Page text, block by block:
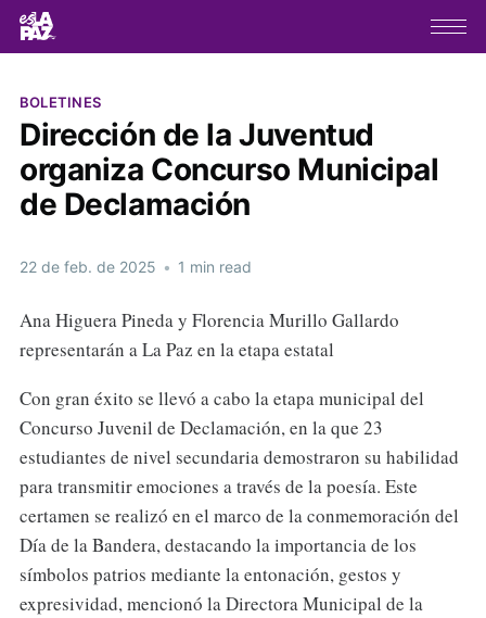
BOLETINES
Dirección de la Juventud
organiza Concurso Municipal
de Declamación
22 de feb. de 2025 • 1 min read
Ana Higuera Pineda y Florencia Murillo Gallardo
representarán a La Paz en la etapa estatal
Con gran éxito se llevó a cabo la etapa municipal del
Concurso Juvenil de Declamación, en la que 23
estudiantes de nivel secundaria demostraron su habilidad
para transmitir emociones a través de la poesía. Este
certamen se realizó en el marco de la conmemoración del
Día de la Bandera, destacando la importancia de los
símbolos patrios mediante la entonación, gestos y
expresividad, mencionó la Directora Municipal de la